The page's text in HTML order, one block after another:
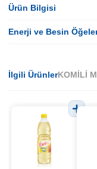
Ürün Bilgisi
Enerji ve Besin
İlgili ÜrünlerKOMİLİ